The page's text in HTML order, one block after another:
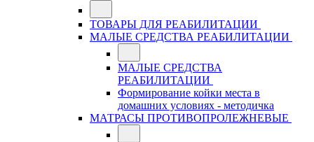
ТОВАРЫ ДЛЯ РЕАБИЛИТАЦИИ
МАЛЫЕ СРЕДСТВА РЕАБИЛИТАЦИИ
МАЛЫЕ СРЕДСТВА
РЕАБИЛИТАЦИИ
Формирование койки места в
домашних условиях - методичка
МАТРАСЫ ПРОТИВОПРОЛЕЖНЕВЫЕ